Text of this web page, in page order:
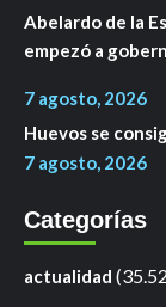
Abelardo de la
empezó a
7 agosto, 2026
Huevos se
7 agosto, 2026
Categorías
actualidad